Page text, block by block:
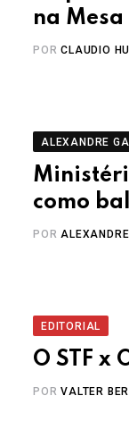
na Mesa
PORCLAUDIO
ALEXANDRE
como
POR
EDITORIAL
O STF x
PORVALTER